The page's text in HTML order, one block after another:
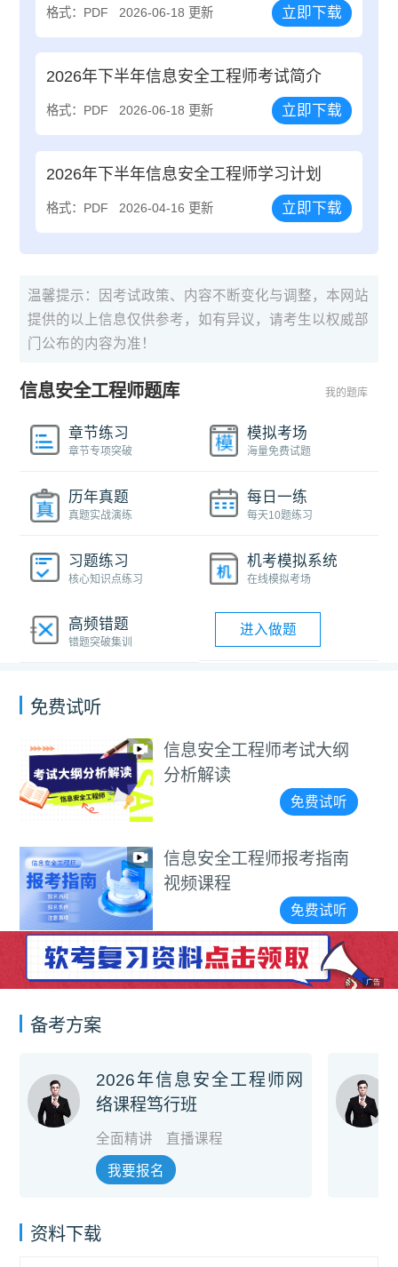
格式：PDF 2026-06-18 更新 立即下载
2026年下半年信息安全工程师考试简介
格式：PDF 2026-06-18 更新 立即下载
2026年下半年信息安全工程师学习计划
格式：PDF 2026-04-16 更新 立即下载
温馨提示：因考试政策、内容不断变化与调整，本网站
提供的以上信息仅供参考，如有异议，请考生以权威部
门公布的内容为准！
信息安全工程师题库 我的题库
章节练习
章节专项突破
模拟考场
海量免费试题
历年真题
真题实战演练
每日一练
每天10题练习
习题练习
核心知识点练习
机考模拟系统
在线模拟考场
高频错题
错题突破集训
进入做题
免费试听
信息安全工程师考试大纲
分析解读
免费试听
信息安全工程师报考指南
视频课程
免费试听
广告
备考方案
2026年信息安全工程师网
络课程笃行班
全面精讲 直播课程
我要报名
资料下载